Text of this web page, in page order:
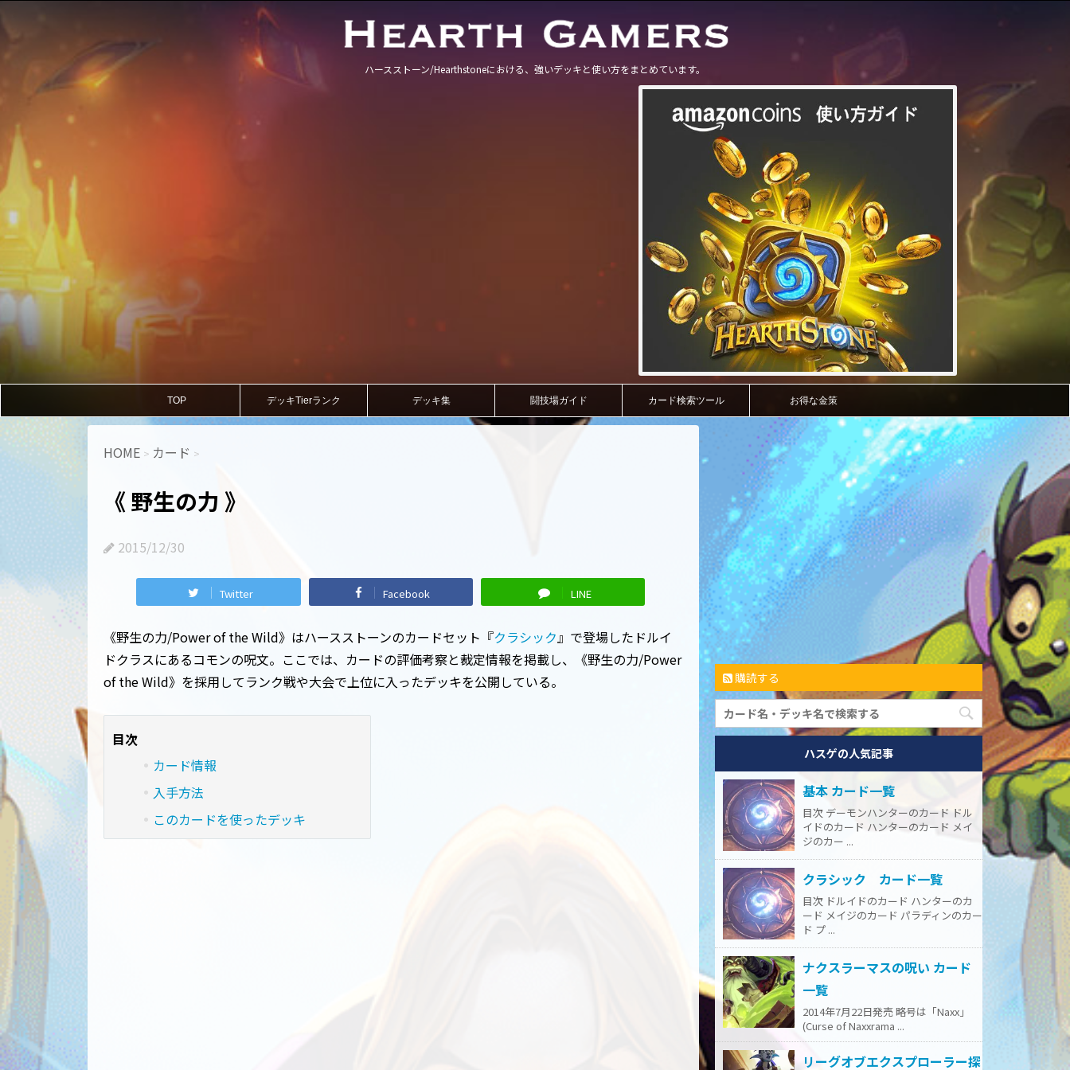
ハースストーン/Hearthstoneにおける、強いデッキと使い方をまとめています。
TOP デッキTierランク デッキ集 闘技場ガイド カード検索ツール お得な金策
HOME > カード >
《 野生の力 》
2015/12/30
Twitter Facebook LINE
《野生の力/Power of the Wild》はハースストーンのカードセット『クラシック』で登場したドルイ
ドクラスにあるコモンの呪文。ここでは、カードの評価考察と裁定情報を掲載し、《野生の力/Power
of the Wild》を採用してランク戦や大会で上位に入ったデッキを公開している。
目次
カード情報
入手方法
このカードを使ったデッキ
購読する
ハスゲの人気記事
基本 カード一覧
目次 デーモンハンターのカード ドル
イドのカード ハンターのカード メイ
ジのカー ...
クラシック カード一覧
目次 ドルイドのカード ハンターのカ
ード メイジのカード パラディンのカー
ド プ ...
ナクスラーマスの呪い カード
一覧
2014年7月22日発売 略号は「Naxx」
(Curse of Naxxrama ...
リーグオブエクスプローラー探